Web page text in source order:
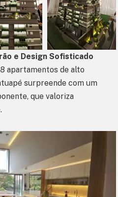
e Design Sofisticado
apartamentos de alto
surpreende com um
que valoriza